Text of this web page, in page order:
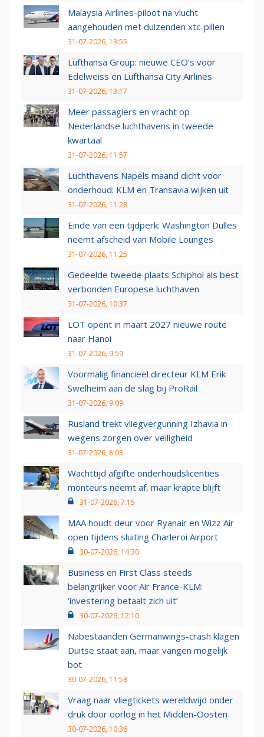
Malaysia Airlines-piloot na vlucht
aangehouden met duizenden xtc-pillen
31-07-2026, 13:55
Lufthansa Group: nieuwe CEO’s voor
Edelweiss en Lufthansa City Airlines
31-07-2026, 13:17
Meer passagiers en vracht op
Nederlandse luchthavens in tweede
kwartaal
31-07-2026, 11:57
Luchthavens Napels maand dicht voor
onderhoud: KLM en Transavia wijken uit
31-07-2026, 11:28
Einde van een tijdperk: Washington Dulles
neemt afscheid van Mobile Lounges
31-07-2026, 11:25
Gedeelde tweede plaats Schiphol als best
verbonden Europese luchthaven
31-07-2026, 10:37
LOT opent in maart 2027 nieuwe route
naar Hanoi
31-07-2026, 9:59
Voormalig financieel directeur KLM Erik
Swelheim aan de slag bij ProRail
31-07-2026, 9:09
Rusland trekt vliegvergunning Izhavia in
wegens zorgen over veiligheid
31-07-2026, 8:03
Wachttijd afgifte onderhoudslicenties
monteurs neemt af, maar krapte blijft
31-07-2026, 7:15
MAA houdt deur voor Ryanair en Wizz Air
open tijdens sluiting Charleroi Airport
30-07-2026, 14:30
Business en First Class steeds
belangrijker voor Air France-KLM:
‘investering betaalt zich uit’
30-07-2026, 12:10
Nabestaanden Germanwings-crash klagen
Duitse staat aan, maar vangen mogelijk
bot
30-07-2026, 11:58
Vraag naar vliegtickets wereldwijd onder
druk door oorlog in het Midden-Oosten
30-07-2026, 10:36